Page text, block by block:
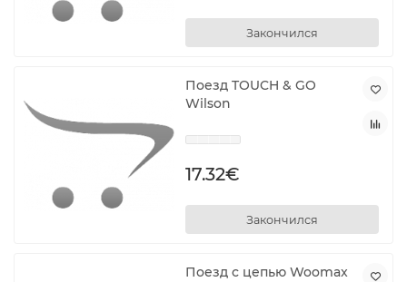
Закончился
Поезд TOUCH & GO
Wilson
17.32€
Закончился
Поезд с цепью Woomax